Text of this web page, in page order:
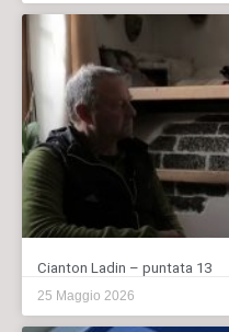
Cianton Ladin – puntata 13
25 Maggio 2026